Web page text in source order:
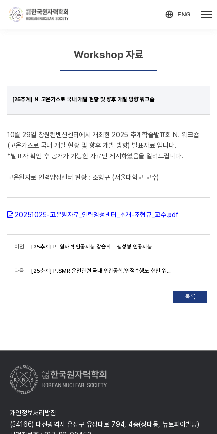
ENG
Workshop 자료
[25추계] N. 고온가스로 국내 개발 현황 및 향후 개발 방향 워크숍
10월 29일 창원컨벤션센터에서 개최한 2025 추계학술발표회 N. 워크숍
(고온가스로 국내 개발 현황 및 향후 개발 방향) 발표자료 입니다.
*발표자 확인 후 공개가 가능한 자료만 게시하였음을 알려드립니다.
고온원자로 인력양성센터 현황 : 조형규 (서울대학교 교수)
20251029-고온원자로_인력양성센터_소개-조형규_교수.pdf
이전 [25추계] P. 원자력 인공지능 강습회 – 생성형 인공지능
다음 [25춘계] P.SMR 운전관련 국내 인간공학/인적수행도 현안 워크샾
개인정보처리방침
(34166) 대전광역시 유성구 유성대로 794, 4층(장대동, 뉴토피아빌딩)